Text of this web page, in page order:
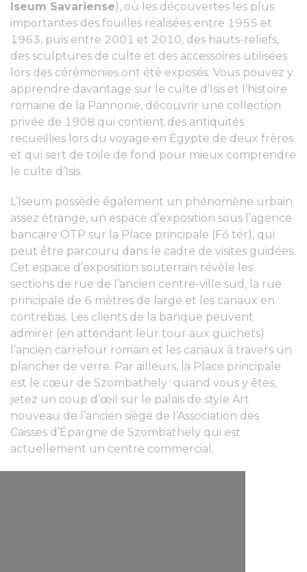
Iseum Savariense), où les découvertes les plus
importantes des fouilles réalisées entre 1955 et
1963, puis entre 2001 et 2010, des hauts-reliefs,
des sculptures de culte et des accessoires utilisées
lors des cérémonies ont été exposés. Vous pouvez y
apprendre davantage sur le culte d’Isis et l’histoire
romaine de la Pannonie, découvrir une collection
privée de 1908 qui contient des antiquités
recueillies lors du voyage en Égypte de deux frères
et qui sert de toile de fond pour mieux comprendre
le culte d’Isis.
L’Iseum possède également un phénomène urbain
assez étrange, un espace d’exposition sous l’agence
bancaire OTP sur la Place principale (Fő tér), qui
peut être parcouru dans le cadre de visites guidées.
Cet espace d’exposition souterrain révèle les
sections de rue de l’ancien centre-ville sud, la rue
principale de 6 mètres de large et les canaux en
contrebas. Les clients de la banque peuvent
admirer (en attendant leur tour aux guichets)
l’ancien carrefour romain et les canaux à travers un
plancher de verre. Par ailleurs, la Place principale
est le cœur de Szombathely : quand vous y êtes,
jetez un coup d’œil sur le palais de style Art
nouveau de l’ancien siège de l’Association des
Caisses d’Épargne de Szombathely qui est
actuellement un centre commercial.